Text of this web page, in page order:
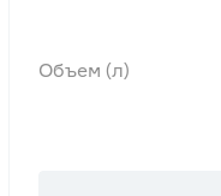
Объем (л)